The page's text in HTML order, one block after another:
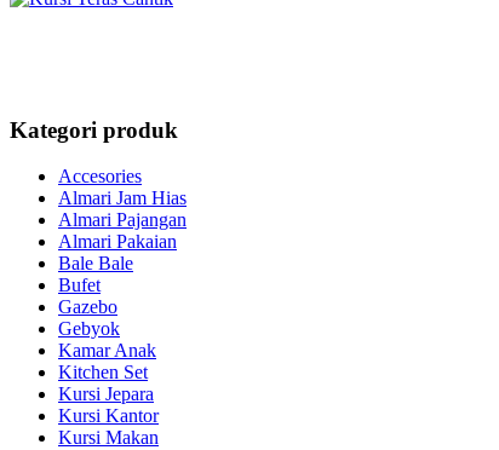
Kategori produk
Accesories
Almari Jam Hias
Almari Pajangan
Almari Pakaian
Bale Bale
Bufet
Gazebo
Gebyok
Kamar Anak
Kitchen Set
Kursi Jepara
Kursi Kantor
Kursi Makan